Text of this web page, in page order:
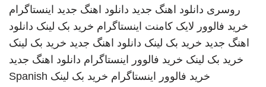
روسری دانلود اهنگ جدید دانلود اهنگ جدید اینستاگرام
خرید فالوور لایک کامنت اینستاگرام خرید بک لینک دانلود
اهنگ جدید خرید بک لینک دانلود اهنگ جدید خرید بک لینک
خرید بک لینک خرید فالوور اینستاگرام دانلود اهنگ جدید
خرید فالوور اینستاگرام خرید بک لینک Spanish